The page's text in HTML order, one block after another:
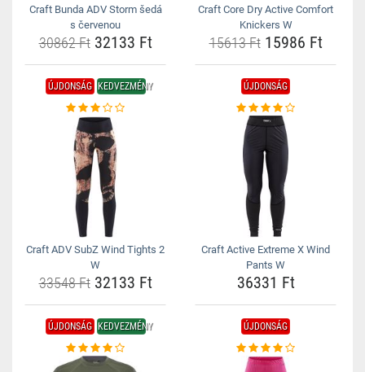
Craft Bunda ADV Storm šedá
s červenou
30862 Ft32133 Ft
Craft Core Dry Active Comfort
Knickers W
15613 Ft15986 Ft
ÚJDONSÁG KEDVEZMÉNY
Craft ADV SubZ Wind Tights 2
W
33548 Ft32133 Ft
ÚJDONSÁG
Craft Active Extreme X Wind
Pants W
36331 Ft
ÚJDONSÁG KEDVEZMÉNY ÚJDONSÁG